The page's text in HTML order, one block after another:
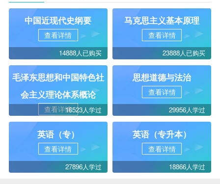
中国近现代史纲要
查看详情
14888人已购买
马克思主义基本原理
查看详情
23888人已购买
毛泽东思想和中国特色社
会主义理论体系概论
查看详情16523人学过
思想道德与法治
查看详情
29956人学过
英语（专）
查看详情
27896人学过
英语（专升本）
查看详情
18866人学过